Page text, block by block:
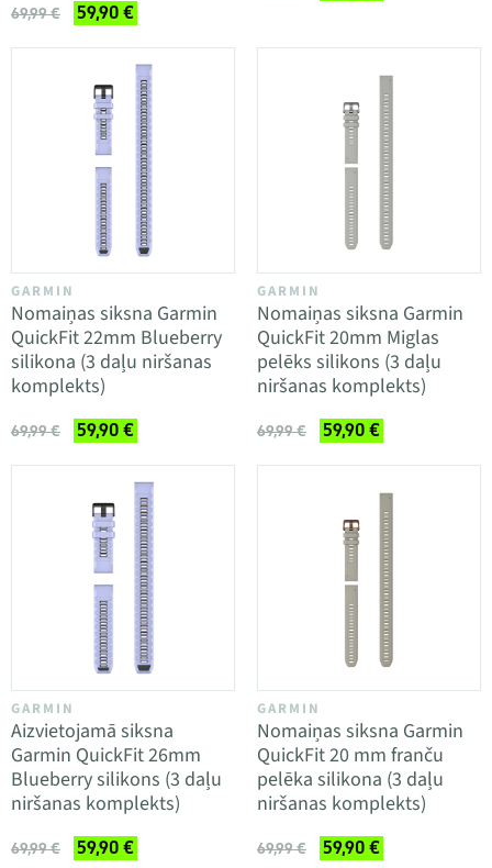
69,99 € 59,90 €
GARMIN
Nomaiņas siksna Garmin
QuickFit 22mm Blueberry
silikona (3 daļu niršanas
komplekts)
69,99 € 59,90 €
GARMIN
Nomaiņas siksna Garmin
QuickFit 20mm Miglas
pelēks silikons (3 daļu
niršanas komplekts)
69,99 € 59,90 €
GARMIN
Aizvietojamā siksna
Garmin QuickFit 26mm
Blueberry silikons (3 daļu
niršanas komplekts)
69,99 € 59,90 €
GARMIN
Nomaiņas siksna Garmin
QuickFit 20 mm franču
pelēka silikona (3 daļu
niršanas komplekts)
69,99 € 59,90 €